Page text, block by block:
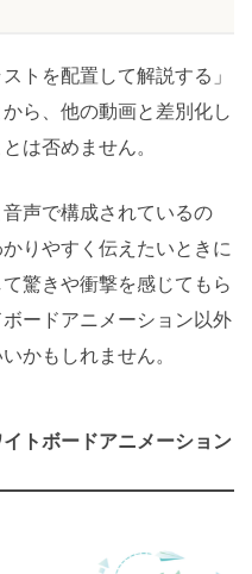
トを配置して解説する」
ら、他の動画と差別化し
は否めません。
声で構成されているの
りやすく伝えたいときに
驚きや衝撃を感じてもら
ードアニメーション以外
かもしれません。
トボードアニメーション